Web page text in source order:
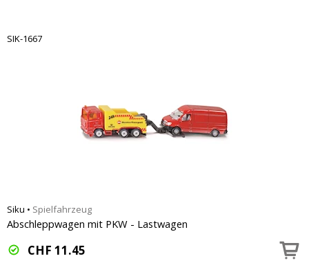
SIK-1667
Siku • Spielfahrzeug
Abschleppwagen mit PKW - Lastwagen
CHF 11.45